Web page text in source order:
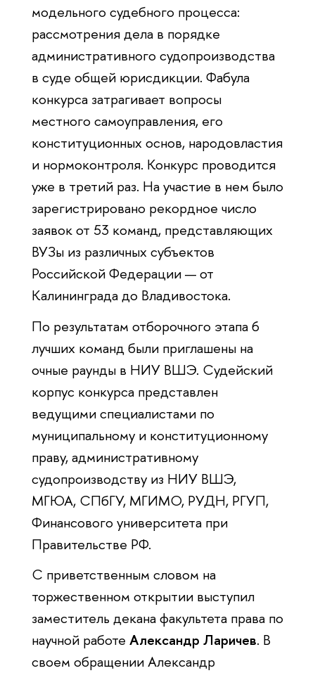
модельного судебного процесса:
рассмотрения дела в порядке
административного судопроизводства
в суде общей юрисдикции. Фабула
конкурса затрагивает вопросы
местного самоуправления, его
конституционных основ, народовластия
и нормоконтроля. Конкурс проводится
уже в третий раз. На участие в нем было
зарегистрировано рекордное число
заявок от 53 команд, представляющих
ВУЗы из различных субъектов
Российской Федерации — от
Калининграда до Владивостока.
По результатам отборочного этапа 6
лучших команд были приглашены на
очные раунды в НИУ ВШЭ. Судейский
корпус конкурса представлен
ведущими специалистами по
муниципальному и конституционному
праву, административному
судопроизводству из НИУ ВШЭ,
МГЮА, СПбГУ, МГИМО, РУДН, РГУП,
Финансового университета при
Правительстве РФ.
С приветственным словом на
торжественном открытии выступил
заместитель декана факультета права по
научной работе Александр Ларичев. В
своем обращении Александр